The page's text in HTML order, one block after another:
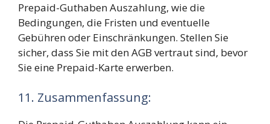
Prepaid-Guthaben Auszahlung, wie die
Bedingungen, die Fristen und eventuelle
Gebühren oder Einschränkungen. Stellen Sie
sicher, dass Sie mit den AGB vertraut sind, bevor
Sie eine Prepaid-Karte erwerben.
11. Zusammenfassung: